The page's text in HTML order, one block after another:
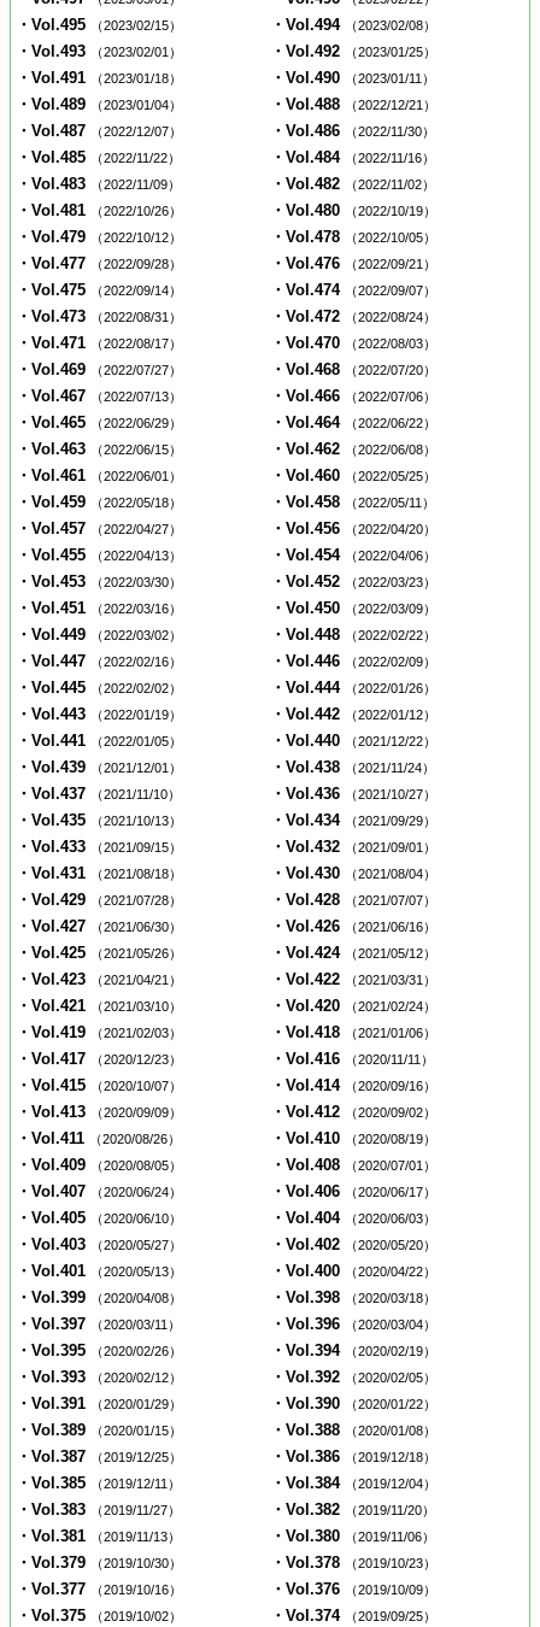
・Vol.495 （2023/02/15） ・Vol.494 （2023/02/08）
・Vol.493 （2023/02/01） ・Vol.492 （2023/01/25）
・Vol.491 （2023/01/18） ・Vol.490 （2023/01/11）
・Vol.489 （2023/01/04） ・Vol.488 （2022/12/21）
・Vol.487 （2022/12/07） ・Vol.486 （2022/11/30）
・Vol.485 （2022/11/22） ・Vol.484 （2022/11/16）
・Vol.483 （2022/11/09） ・Vol.482 （2022/11/02）
・Vol.481 （2022/10/26） ・Vol.480 （2022/10/19）
・Vol.479 （2022/10/12） ・Vol.478 （2022/10/05）
・Vol.477 （2022/09/28） ・Vol.476 （2022/09/21）
・Vol.475 （2022/09/14） ・Vol.474 （2022/09/07）
・Vol.473 （2022/08/31） ・Vol.472 （2022/08/24）
・Vol.471 （2022/08/17） ・Vol.470 （2022/08/03）
・Vol.469 （2022/07/27） ・Vol.468 （2022/07/20）
・Vol.467 （2022/07/13） ・Vol.466 （2022/07/06）
・Vol.465 （2022/06/29） ・Vol.464 （2022/06/22）
・Vol.463 （2022/06/15） ・Vol.462 （2022/06/08）
・Vol.461 （2022/06/01） ・Vol.460 （2022/05/25）
・Vol.459 （2022/05/18） ・Vol.458 （2022/05/11）
・Vol.457 （2022/04/27） ・Vol.456 （2022/04/20）
・Vol.455 （2022/04/13） ・Vol.454 （2022/04/06）
・Vol.453 （2022/03/30） ・Vol.452 （2022/03/23）
・Vol.451 （2022/03/16） ・Vol.450 （2022/03/09）
・Vol.449 （2022/03/02） ・Vol.448 （2022/02/22）
・Vol.447 （2022/02/16） ・Vol.446 （2022/02/09）
・Vol.445 （2022/02/02） ・Vol.444 （2022/01/26）
・Vol.443 （2022/01/19） ・Vol.442 （2022/01/12）
・Vol.441 （2022/01/05） ・Vol.440 （2021/12/22）
・Vol.439 （2021/12/01） ・Vol.438 （2021/11/24）
・Vol.437 （2021/11/10） ・Vol.436 （2021/10/27）
・Vol.435 （2021/10/13） ・Vol.434 （2021/09/29）
・Vol.433 （2021/09/15） ・Vol.432 （2021/09/01）
・Vol.431 （2021/08/18） ・Vol.430 （2021/08/04）
・Vol.429 （2021/07/28） ・Vol.428 （2021/07/07）
・Vol.427 （2021/06/30） ・Vol.426 （2021/06/16）
・Vol.425 （2021/05/26） ・Vol.424 （2021/05/12）
・Vol.423 （2021/04/21） ・Vol.422 （2021/03/31）
・Vol.421 （2021/03/10） ・Vol.420 （2021/02/24）
・Vol.419 （2021/02/03） ・Vol.418 （2021/01/06）
・Vol.417 （2020/12/23） ・Vol.416 （2020/11/11）
・Vol.415 （2020/10/07） ・Vol.414 （2020/09/16）
・Vol.413 （2020/09/09） ・Vol.412 （2020/09/02）
・Vol.411 （2020/08/26） ・Vol.410 （2020/08/19）
・Vol.409 （2020/08/05） ・Vol.408 （2020/07/01）
・Vol.407 （2020/06/24） ・Vol.406 （2020/06/17）
・Vol.405 （2020/06/10） ・Vol.404 （2020/06/03）
・Vol.403 （2020/05/27） ・Vol.402 （2020/05/20）
・Vol.401 （2020/05/13） ・Vol.400 （2020/04/22）
・Vol.399 （2020/04/08） ・Vol.398 （2020/03/18）
・Vol.397 （2020/03/11） ・Vol.396 （2020/03/04）
・Vol.395 （2020/02/26） ・Vol.394 （2020/02/19）
・Vol.393 （2020/02/12） ・Vol.392 （2020/02/05）
・Vol.391 （2020/01/29） ・Vol.390 （2020/01/22）
・Vol.389 （2020/01/15） ・Vol.388 （2020/01/08）
・Vol.387 （2019/12/25） ・Vol.386 （2019/12/18）
・Vol.385 （2019/12/11） ・Vol.384 （2019/12/04）
・Vol.383 （2019/11/27） ・Vol.382 （2019/11/20）
・Vol.381 （2019/11/13） ・Vol.380 （2019/11/06）
・Vol.379 （2019/10/30） ・Vol.378 （2019/10/23）
・Vol.377 （2019/10/16） ・Vol.376 （2019/10/09）
・Vol.375 （2019/10/02） ・Vol.374 （2019/09/25）